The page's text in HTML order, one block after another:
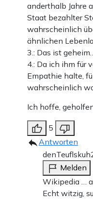
anderthalb Jahre
Staat bezahlter
wahrscheinlich
ähnlichen
3.: Das ist geheim…
4.: Da ich ihm für
Empathie halte,
wahrscheinlich
Ich hoffe,
5
Antworten
denTeuflskuh
Melden
Wikipedia …
Echt witzig,